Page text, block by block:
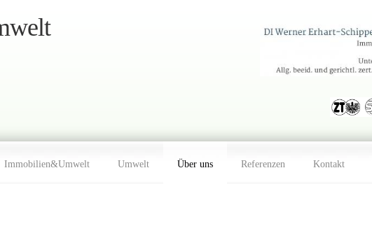
Immobilien&Umwelt Umwelt Über uns Referenzen Kontakt